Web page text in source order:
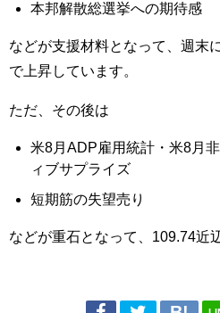
本邦解散総選挙への期待感
などが支援材料となって、 週末
で上昇しています。
ただ、その後は
米8月ADP雇用統計・米8月
ィブサプライズ
短期筋の失望売り
などが重石となって、109.74近